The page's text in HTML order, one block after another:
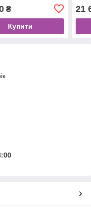
₴
Купити
21